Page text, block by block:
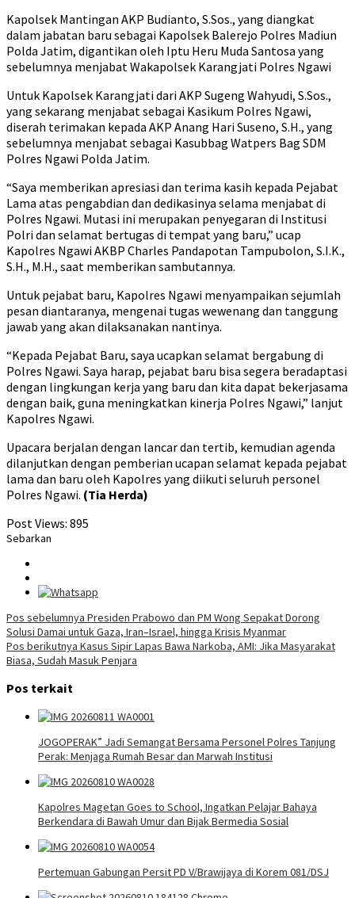
Kapolsek Mantingan AKP Budianto, S.Sos., yang diangkat
dalam jabatan baru sebagai Kapolsek Balerejo Polres Madiun
Polda Jatim, digantikan oleh Iptu Heru Muda Santosa yang
sebelumnya menjabat Wakapolsek Karangjati Polres Ngawi
Untuk Kapolsek Karangjati dari AKP Sugeng Wahyudi, S.Sos.,
yang sekarang menjabat sebagai Kasikum Polres Ngawi,
diserah terimakan kepada AKP Anang Hari Suseno, S.H., yang
sebelumnya menjabat sebagai Kasubbag Watpers Bag SDM
Polres Ngawi Polda Jatim.
“Saya memberikan apresiasi dan terima kasih kepada Pejabat
Lama atas pengabdian dan dedikasinya selama menjabat di
Polres Ngawi. Mutasi ini merupakan penyegaran di Institusi
Polri dan selamat bertugas di tempat yang baru,” ucap
Kapolres Ngawi AKBP Charles Pandapotan Tampubolon, S.I.K.,
S.H., M.H., saat memberikan sambutannya.
Untuk pejabat baru, Kapolres Ngawi menyampaikan sejumlah
pesan diantaranya, mengenai tugas wewenang dan tanggung
jawab yang akan dilaksanakan nantinya.
“Kepada Pejabat Baru, saya ucapkan selamat bergabung di
Polres Ngawi. Saya harap, pejabat baru bisa segera beradaptasi
dengan lingkungan kerja yang baru dan kita dapat bekerjasama
dengan baik, guna meningkatkan kinerja Polres Ngawi,” lanjut
Kapolres Ngawi.
Upacara berjalan dengan lancar dan tertib, kemudian agenda
dilanjutkan dengan pemberian ucapan selamat kepada pejabat
lama dan baru oleh Kapolres yang diikuti seluruh personel
Polres Ngawi. (Tia Herda)
Post Views: 895
Sebarkan
Navigasi
pos
Pos sebelumnya Presiden Prabowo dan PM Wong Sepakat Dorong
Solusi Damai untuk Gaza, Iran–Israel, hingga Krisis Myanmar
Pos berikutnya Kasus Sipir Lapas Bawa Narkoba, AMI: Jika Masyarakat
Biasa, Sudah Masuk Penjara
Pos terkait
JOGOPERAK” Jadi Semangat Bersama Personel Polres Tanjung
Perak: Menjaga Rumah Besar dan Marwah Institusi
Kapolres Magetan Goes to School, Ingatkan Pelajar Bahaya
Berkendara di Bawah Umur dan Bijak Bermedia Sosial
Pertemuan Gabungan Persit PD V/Brawijaya di Korem 081/DSJ